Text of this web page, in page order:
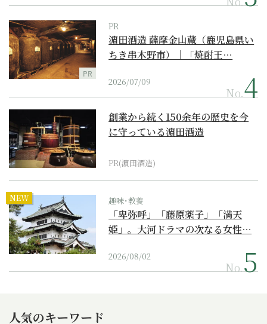
PR
PR
濵田酒造 薩摩金山蔵（鹿児島県い
ちき串木野市）｜「焼酎王…
2026/07/09
No.
創業から続く150余年の歴史を今
に守っている濵田酒造
PR(濵田酒造)
NEW 趣味･教養
「卑弥呼」「藤原薬子」「満天
姫」。大河ドラマの次なる女性…
2026/08/02
No.
人気のキーワード